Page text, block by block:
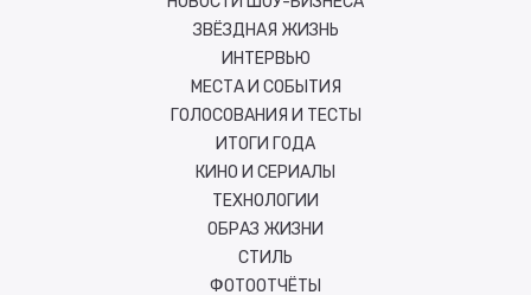
ЗВЁЗДНАЯ ЖИЗНЬ
ИНТЕРВЬЮ
МЕСТА И СОБЫТИЯ
ГОЛОСОВАНИЯ И ТЕСТЫ
ИТОГИ ГОДА
КИНО И СЕРИАЛЫ
ТЕХНОЛОГИИ
ОБРАЗ ЖИЗНИ
СТИЛЬ
ФОТООТЧЁТЫ